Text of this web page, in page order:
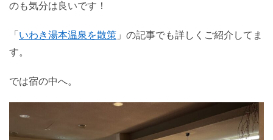
のも気分は良いです！
「 いわき湯本温泉を散策 」の記事でも詳しくご紹介してま
す。
では宿の中へ。